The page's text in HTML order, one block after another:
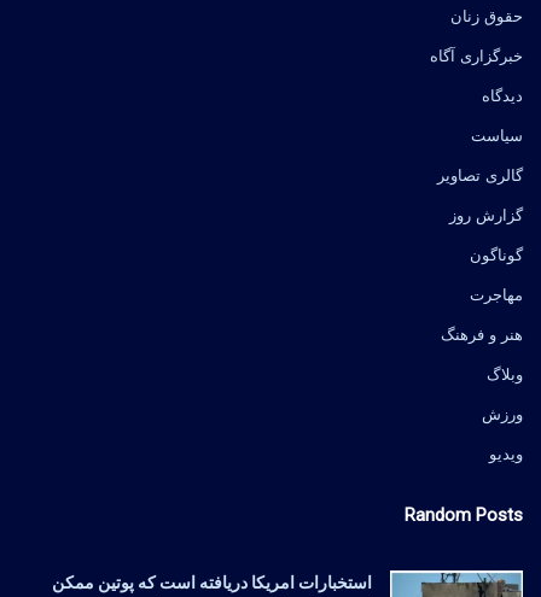
حقوق زنان
خبرگزاری آگاه
دیدگاه
سیاست
گالری تصاویر
گزارش روز
گوناگون
مهاجرت
هنر و فرهنگ
وبلاگ
ورزش
ویدیو
Random Posts
استخبارات امریکا دریافته است که پوتین ممکن